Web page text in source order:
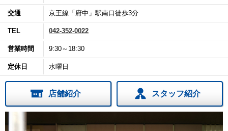
交通 京王線「府中」駅南口徒歩3分
TEL 042-352-0022
営業時間 9:30～18:30
定休日 水曜日
店舗紹介 スタッフ紹介